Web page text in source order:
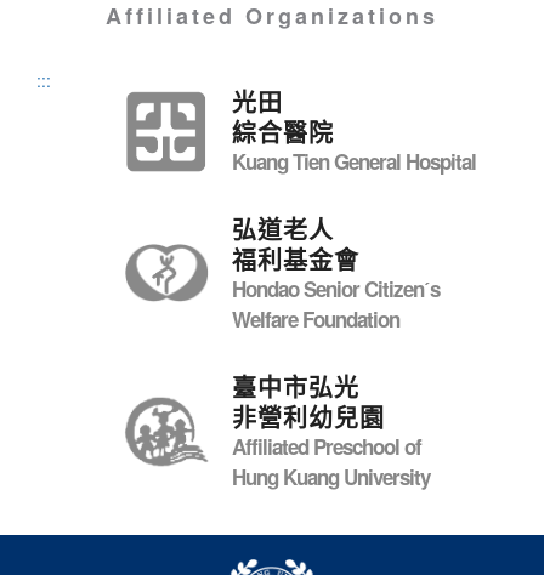
Affiliated Organizations
:::
光田
綜合醫院
Kuang Tien General Hospital
弘道老人
福利基金會
Hondao Senior Citizenˊs
Welfare Foundation
臺中市弘光
非營利幼兒園
Affiliated Preschool of
Hung Kuang University